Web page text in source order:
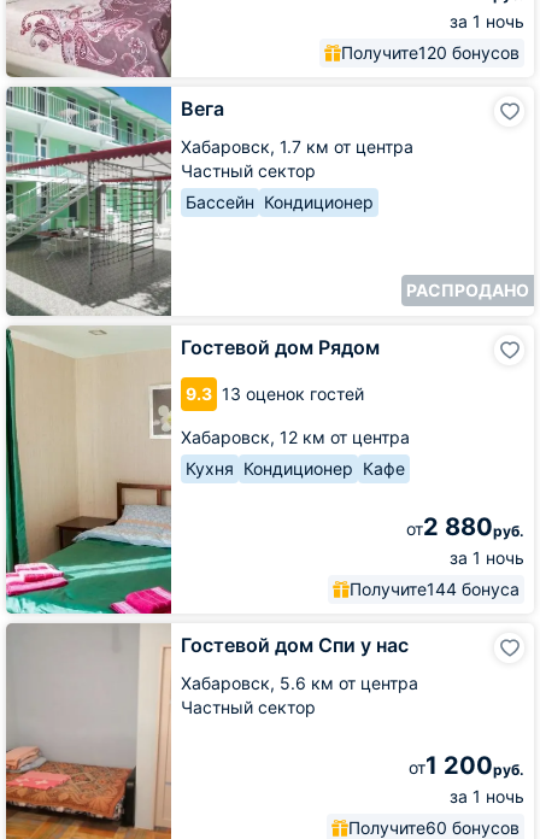
за 1 ночь
Получите120 бонусов
Вега
Хабаровск, 1.7 км от центра
Частный сектор
Бассейн Кондиционер
РАСПРОДАНО
Вега
Гостевой дом Рядом
9.3 13 оценок гостей
Хабаровск, 12 км от центра
Кухня Кондиционер Кафе
от2 880руб.
за 1 ночь
Получите144 бонуса
Гостевой
дом
Рядом
Гостевой дом Спи у нас
Хабаровск, 5.6 км от центра
Частный сектор
от1 200руб.
за 1 ночь
Получите60 бонусов
Гостевой